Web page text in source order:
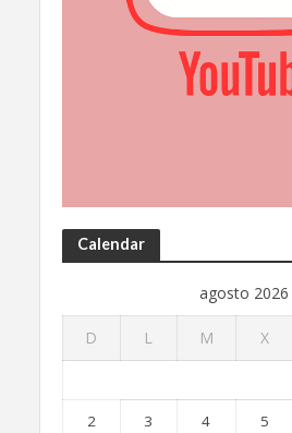
Calendar
agosto 2026
D L M X
2 3 4 5